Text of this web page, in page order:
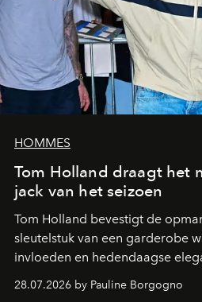
HOMMES
Tom Holland draagt het
jack van het seizoen
Tom Holland bevestigt de
sleutelstuk van een garderobe
invloeden en hedendaagse
samenkomen.
28.07.2026 by Pauline Borgogno